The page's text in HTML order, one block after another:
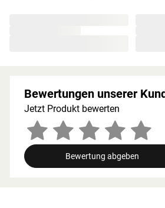
Bewertungen unserer
Jetzt Produkt bewerten
Bewertung abgeben